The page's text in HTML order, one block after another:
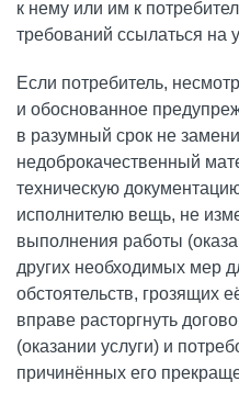
к нему или им к
требований ссылаться на
Если потребитель,
и обоснованное
в разумный срок не
недоброкачественный
техническую
исполнителю вещь, не
выполнения работы
других необходимых мер
обстоятельств, грозящих
вправе расторгнуть
(оказании услуги) и
причинённых его